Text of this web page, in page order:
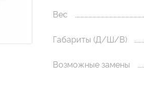
Вес
Габариты (Д/Ш/В)
Возможные замены